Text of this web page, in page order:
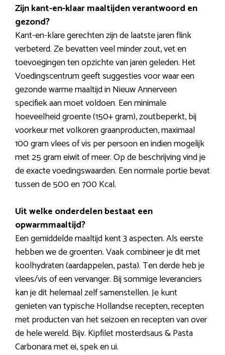
Zijn kant-en-klaar maaltijden verantwoord en
gezond?
Kant-en-klare gerechten zijn de laatste jaren flink
verbeterd. Ze bevatten veel minder zout, vet en
toevoegingen ten opzichte van jaren geleden. Het
Voedingscentrum geeft suggesties voor waar een
gezonde warme maaltijd in Nieuw Annerveen
specifiek aan moet voldoen. Een minimale
hoeveelheid groente (150+ gram), zoutbeperkt, bij
voorkeur met volkoren graanproducten, maximaal
100 gram vlees of vis per persoon en indien mogelijk
met 25 gram eiwit of meer. Op de beschrijving vind je
de exacte voedingswaarden. Een normale portie bevat
tussen de 500 en 700 Kcal.
Uit welke onderdelen bestaat een
opwarmmaaltijd?
Een gemiddelde maaltijd kent 3 aspecten. Als eerste
hebben we de groenten. Vaak combineer je dit met
koolhydraten (aardappelen, pasta). Ten derde heb je
vlees/vis of een vervanger. Bij sommige leveranciers
kan je dit helemaal zelf samenstellen. Je kunt
genieten van typische Hollandse recepten, recepten
met producten van het seizoen en recepten van over
de hele wereld. Bijv. Kipfilet mosterdsaus & Pasta
Carbonara met ei, spek en ui.